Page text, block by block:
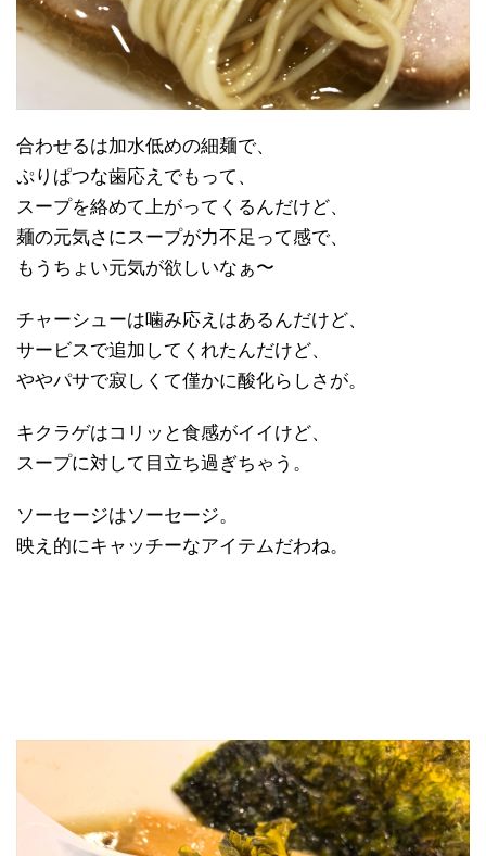
合わせるは加水低めの細麺で、
ぷりぱつな歯応えでもって、
スープを絡めて上がってくるんだけど、
麺の元気さにスープが力不足って感で、
もうちょい元気が欲しいなぁ〜
チャーシューは噛み応えはあるんだけど、
サービスで追加してくれたんだけど、
ややパサで寂しくて僅かに酸化らしさが。
キクラゲはコリッと食感がイイけど、
スープに対して目立ち過ぎちゃう。
ソーセージはソーセージ。
映え的にキャッチーなアイテムだわね。